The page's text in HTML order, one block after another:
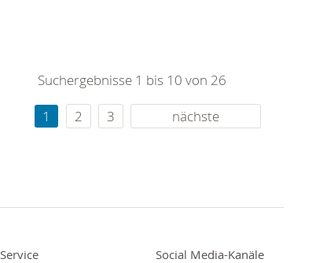
Suchergebnisse 1 bis 10 von 26
1
2 3 nächste
Service Social Media-Kanäle